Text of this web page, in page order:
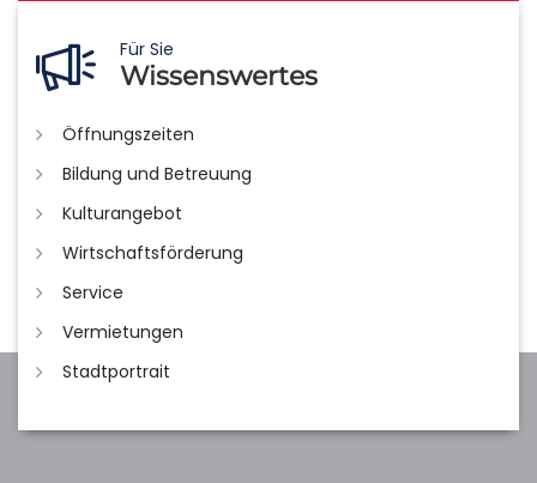
Für Sie
Wissenswertes
Öffnungszeiten
Bildung und Betreuung
Kulturangebot
Wirtschaftsförderung
Service
Vermietungen
Stadtportrait